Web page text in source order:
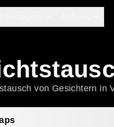
von Gesichtern in